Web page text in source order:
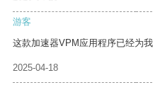
游客
这款加速器VPM应用程序已经为
2025-04-18